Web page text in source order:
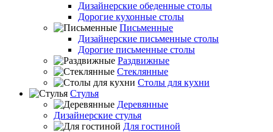
Дизайнерские обеденные столы
Дорогие кухонные столы
Письменные
Дизайнерские письменные столы
Дорогие письменные столы
Раздвижные
Стеклянные
Столы для кухни
Стулья
Деревянные
Дизайнерские стулья
Для гостиной